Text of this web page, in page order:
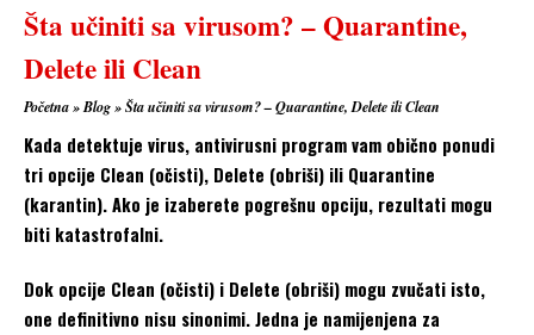
Šta učiniti sa virusom? – Quarantine,
Delete ili Clean
Početna»Blog»Šta učiniti sa virusom? – Quarantine, Delete ili Clean
Kada detektuje virus, antivirusni program vam obično ponudi
tri opcije Clean (očisti), Delete (obriši) ili Quarantine
(karantin). Ako je izaberete pogrešnu opciju, rezultati mogu
biti katastrofalni.
Dok opcije Clean (očisti) i Delete (obriši) mogu zvučati isto,
one definitivno nisu sinonimi. Jedna je namijenjena za